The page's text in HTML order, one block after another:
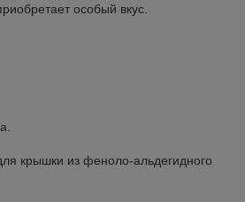
особый вкус.
крышки из феноло-альдегидного